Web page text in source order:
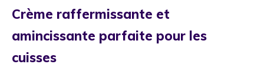
Crème raffermissante et
amincissante parfaite pour les
cuisses